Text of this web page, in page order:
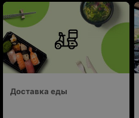
Доставка еды